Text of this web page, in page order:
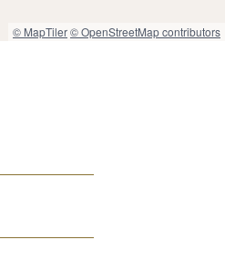
© MapTiler© OpenStreetMap contributors